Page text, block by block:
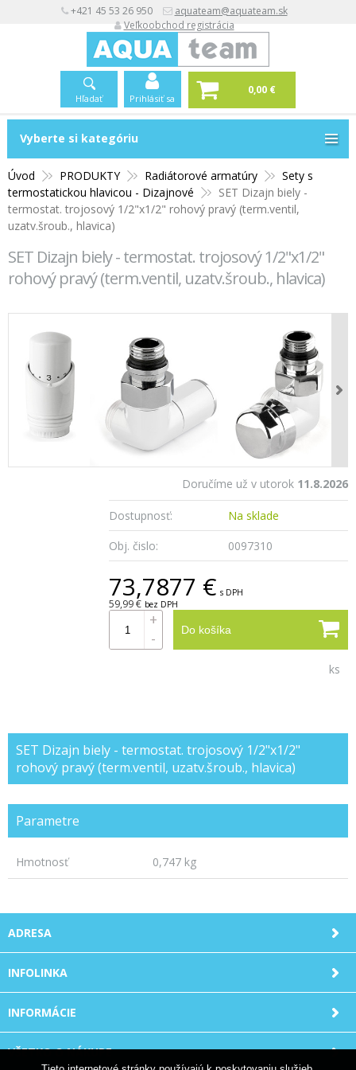
+421 45 53 26 950
aquateam@aquateam.sk
Veľkoobchod registrácia
Hľadať Prihlásiť sa
0,00 €
Vyberte si kategóriu
Úvod PRODUKTY Radiátorové armatúry
Sety s
termostatickou hlavicou - Dizajnové
SET Dizajn biely -
termostat. trojosový 1/2"x1/2" rohový pravý (term.ventil,
uzatv.šroub., hlavica)
SET Dizajn biely - termostat. trojosový 1/2"x1/2"
rohový pravý (term.ventil, uzatv.šroub., hlavica)
Doručíme už v utorok 11.8.2026
Dostupnosť:
Na sklade
Obj. čislo:
0097310
73,7877 € s DPH
59,99 € bez DPH
Do košíka
+
-
ks
SET Dizajn biely - termostat. trojosový 1/2"x1/2"
rohový pravý (term.ventil, uzatv.šroub., hlavica)
Parametre
Hmotnosť 0,747 kg
Vyberte si kategóriu
ADRESA
INFOLINKA
INFORMÁCIE
VŠETKO O NÁKUPE